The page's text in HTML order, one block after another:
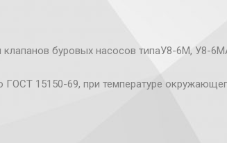
буровых насосов типаУ8-6М, У8-
ГОСТ 15150-69, при температуре